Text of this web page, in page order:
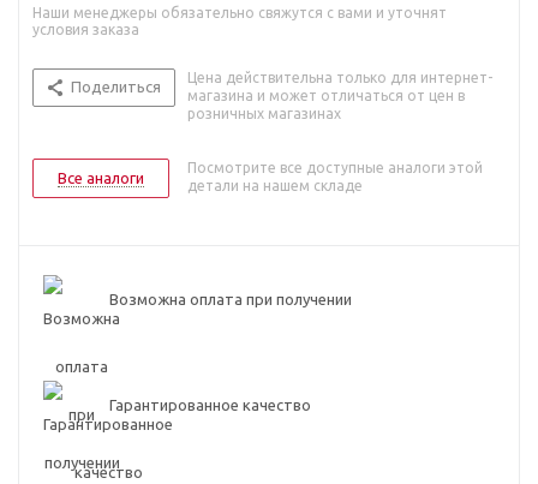
Наши менеджеры обязательно свяжутся с вами и уточнят
условия заказа
Поделиться
Цена действительна только для интернет-
магазина и может отличаться от цен в
розничных магазинах
Все аналоги
Посмотрите все доступные аналоги этой
детали на нашем складе
Возможна оплата при получении
Гарантированное качество